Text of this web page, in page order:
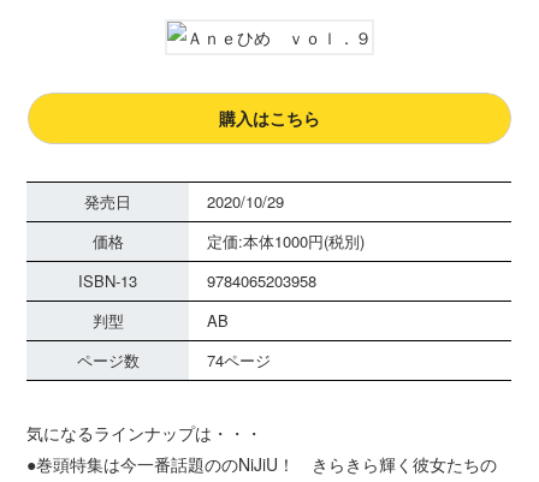
購入はこちら
発売日
2020/10/29
価格
定価:本体1000円(税別)
ISBN-13
9784065203958
判型
AB
ページ数
74ページ
気になるラインナップは・・・
●巻頭特集は今一番話題ののNiJiU！ きらきら輝く彼女たちの